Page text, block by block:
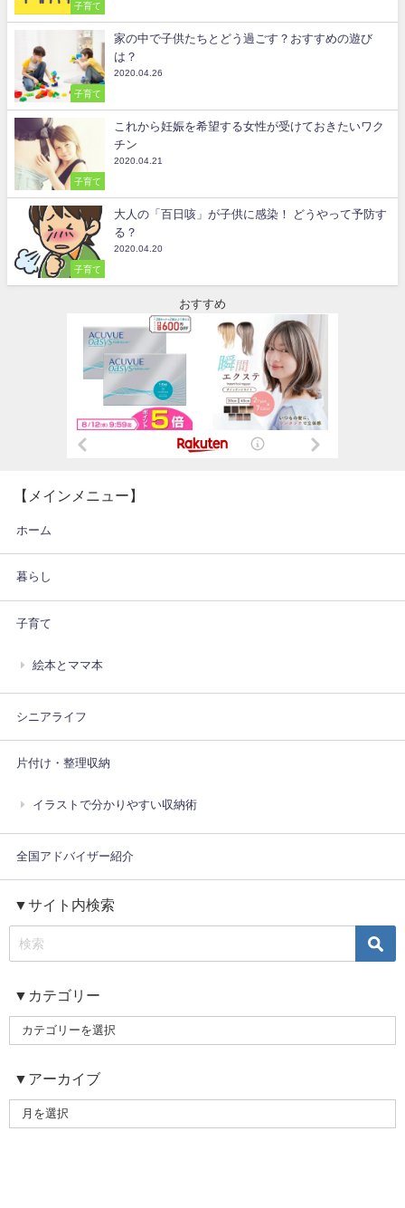
子育て
子育て
家の中で子供たちとどう過ごす？おすすめの遊び
は？
2020.04.26
子育て
これから妊娠を希望する女性が受けておきたいワク
チン
2020.04.21
子育て
大人の「百日咳」が子供に感染！ どうやって予防す
る？
2020.04.20
おすすめ
【メインメニュー】
ホーム
暮らし
子育て
絵本とママ本
シニアライフ
片付け・整理収納
イラストで分かりやすい収納術
全国アドバイザー紹介
▼サイト内検索
▼カテゴリー
▼アーカイブ